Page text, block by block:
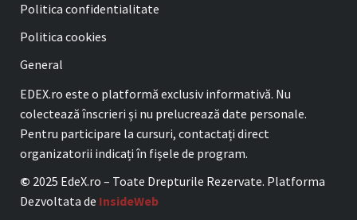
Politica confidentialitate
Politica cookies
General
EDEX.ro este o platformă exclusiv informativă. Nu
colectează înscrieri și nu prelucrează date personale.
Pentru participare la cursuri, contactați direct
organizatorii indicați în fișele de program.
© 2025 EdeX.ro – Toate Drepturile Rezervate. Platforma
Dezvoltata de InsideWeb